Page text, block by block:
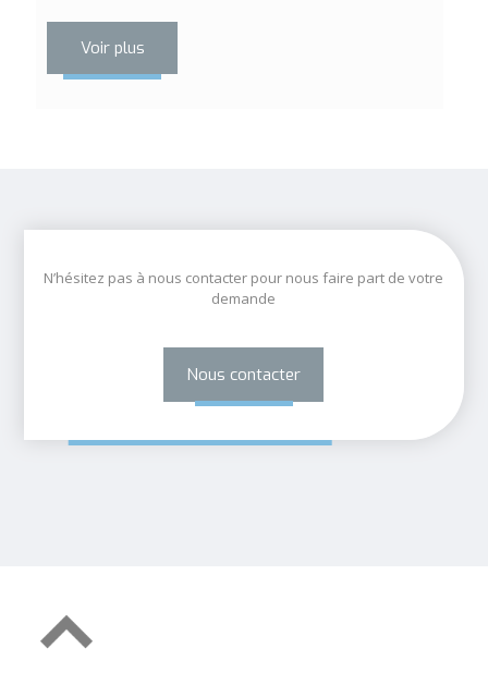
Voir plus
N’hésitez pas à nous contacter pour nous faire part de votre
demande
Nous contacter